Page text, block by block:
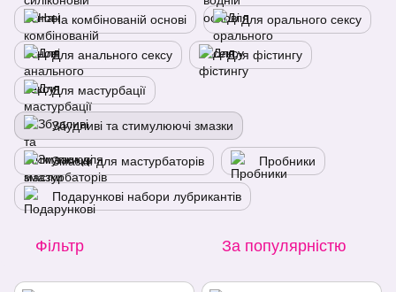
На комбінованій основі Для орального сексу
Для анального сексу Для фістингу
Для мастурбації
Збудливі та стимулюючі змазки
Змазки для мастурбаторів Пробники
Подарункові набори лубрикантів
Фільтр За популярністю